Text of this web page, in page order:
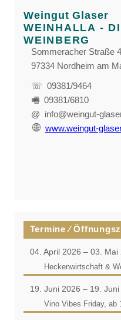
Weingut Glaser
WEINHALLA -
WEINBERG
Sommeracher Straße
97334 Nordheim am
☏ 09381/9464
🖷 09381/6810
@ info@weingut-
www.weingut-
Termine ⁄
04. April 2026 – 03. Mai
Heckenwirtschaft &
19. Juni 2026 – 19. Juni
Vino Vibes Friday, ab